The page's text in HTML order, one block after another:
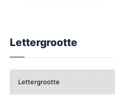
Lettergrootte
Lettergrootte